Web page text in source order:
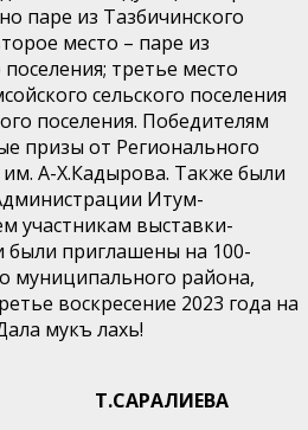
паре из Тазбичинского
место – паре из
поселения; третье место
сельского поселения
поселения. Победителям
призы от Регионального
А-Х.Кадырова. Также были
Итум-
участникам выставки-
были приглашены на 100-
муниципального района,
воскресение 2023 года на
мукъ лахь!